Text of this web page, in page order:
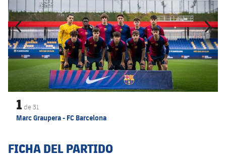
Clasificaciones
Resultados
Clasificaciones
Hockey Hierba Femenino
Plantilla
Agenda
Rugby
plusicon
más
Actualidad
Jugadores
Calendario
Resultados
Clasificaciones
Voleibol
plusicon
más
Noticias
Voleibol femenino
Apúntate a las amateurs
plusicon
más
PLUSICON
MÁS
VALORANT Rising
1 de31
Marc Graupera - FC Barcelona
FICHA DEL PARTIDO